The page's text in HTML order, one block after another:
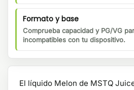
Formato y base
Comprueba capacidad y PG/VG
incompatibles con tu dispositivo.
El líquido Melon de MSTQ